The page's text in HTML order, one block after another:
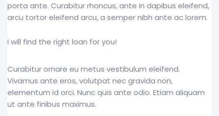
porta ante. Curabitur rhoncus, ante in dapibus eleifend,
arcu tortor eleifend arcu, a semper nibh ante ac lorem.
I will find the right loan for you!
Curabitur ornare eu metus vestibulum eleifend.
Vivamus ante eros, volutpat nec gravida non,
elementum id orci. Nunc quis ante odio. Etiam aliquam
ut ante finibus maximus.